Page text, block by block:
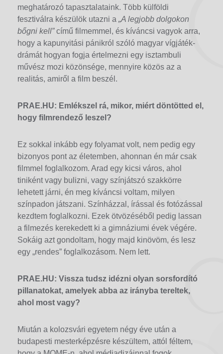
meghatározó tapasztalataink. Több külföldi
fesztiválra készülök utazni a „A legjobb dolgokon
bőgni kell”című filmemmel, és kíváncsi vagyok arra,
hogy a kapunyitási pánikról szóló magyar vígjáték-
drámát hogyan fogja értelmezni egy isztambuli
művész mozi közönsége, mennyire közös az a
realitás, amiről a film beszél.
PRAE.HU: Emlékszel rá, mikor, miért döntötted el,
hogy filmrendező leszel?
Ez sokkal inkább egy folyamat volt, nem pedig egy
bizonyos pont az életemben, ahonnan én már csak
filmmel foglalkozom. Arad egy kicsi város, ahol
tiniként vagy bulizni, vagy színjátszó szakkörre
lehetett járni, én meg kíváncsi voltam, milyen
színpadon játszani. Színházzal, írással és fotózással
kezdtem foglalkozni. Ezek ötvözéséből pedig lassan
a filmezés kerekedett ki a gimnáziumi évek végére.
Sokáig azt gondoltam, hogy majd kinövöm, és lesz
egy „rendes” foglalkozásom. Nem lett.
PRAE.HU: Vissza tudsz idézni olyan sorsfordító
pillanatokat, amelyek abba az irányba tereltek,
ahol most vagy?
Miután a kolozsvári egyetem négy éve után a
budapesti mesterképzésre készültem, attól féltem,